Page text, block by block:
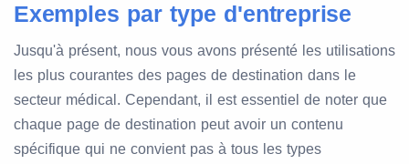
Exemples par type d'entreprise
Jusqu'à présent, nous vous avons présenté les utilisations
les plus courantes des pages de destination dans le
secteur médical. Cependant, il est essentiel de noter que
chaque page de destination peut avoir un contenu
spécifique qui ne convient pas à tous les types